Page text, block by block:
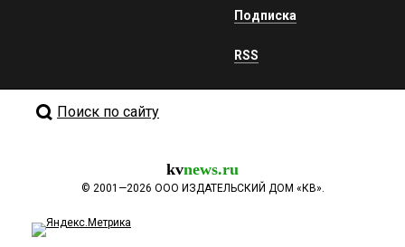
Подписка
RSS
Поиск по сайту
kvnews.ru
© 2001—2026 ООО ИЗДАТЕЛЬСКИЙ ДОМ «КВ».